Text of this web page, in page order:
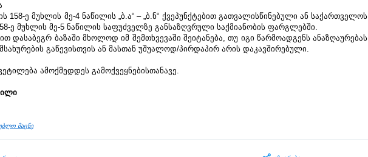
158-ე მუხლის მე-4 ნაწილის „ბ.ა“ – „ბ.ნ“ ქვეპუნქტებით გათვალისწინებული ან საქართველოს
ე მუხლის მე-5 ნაწილის საფუძველზე განსაზღვრული საქმიანობის ფარგლებში.
დასაბეგრ ბაზაში მხოლოდ იმ შემთხვევაში შეიტანება, თუ იგი წარმოადგენს ანაზღაურებას
გაწევისთვის ან მასთან უშუალოდ/პირდაპირ არის დაკავშირებული.
ამოქმედდეს გამოქვეყნებისთანავე.
მაცნე